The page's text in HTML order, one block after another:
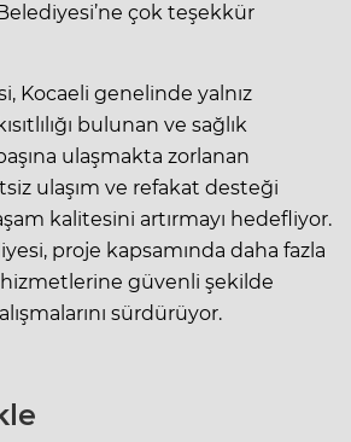
çok teşekkür
Kocaeli genelinde yalnız
bulunan ve sağlık
ulaşmakta zorlanan
ulaşım ve refakat desteği
kalitesini artırmayı hedefliyor.
proje kapsamında daha fazla
hizmetlerine güvenli şekilde
sürdürüyor.